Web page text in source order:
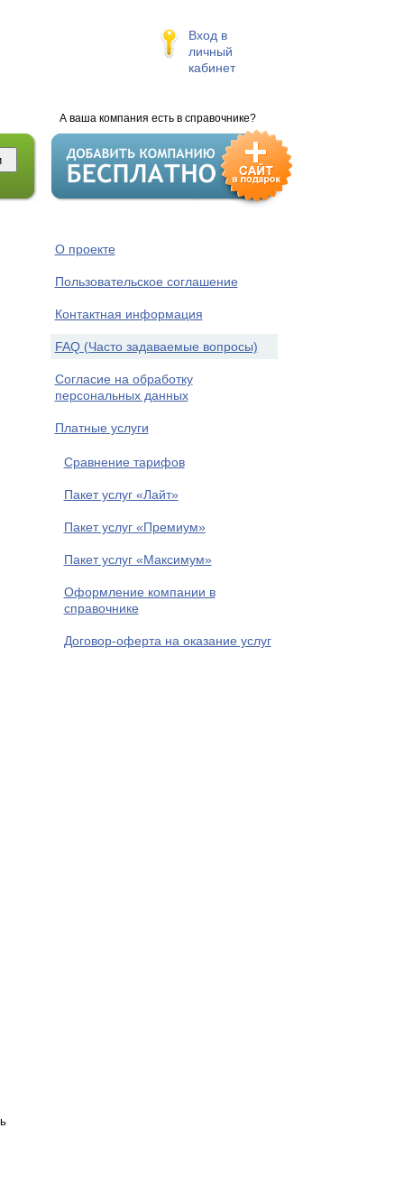
Вход в
личный
кабинет
А ваша компания есть в справочнике?
О проекте
Пользовательское соглашение
Контактная информация
FAQ (Часто задаваемые вопросы)
Согласие на обработку
персональных данных
Платные услуги
Сравнение тарифов
Пакет услуг «Лайт»
Пакет услуг «Премиум»
Пакет услуг «Максимум»
Оформление компании в
справочнике
Договор-оферта на оказание услуг